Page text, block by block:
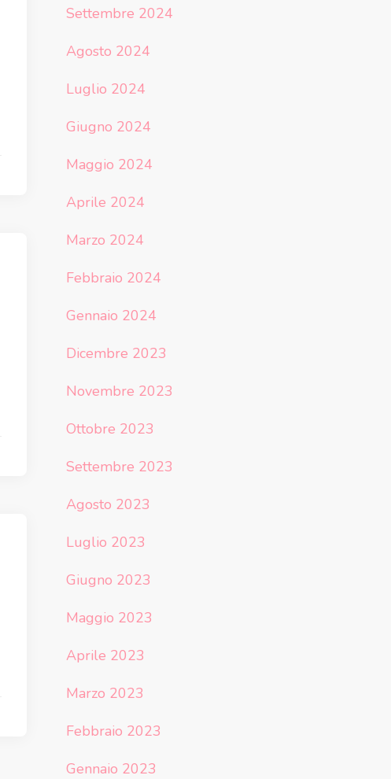
Settembre 2024
Agosto 2024
Luglio 2024
Giugno 2024
Maggio 2024
Aprile 2024
Marzo 2024
Febbraio 2024
Gennaio 2024
Dicembre 2023
Novembre 2023
Ottobre 2023
Settembre 2023
Agosto 2023
Luglio 2023
Giugno 2023
Maggio 2023
Aprile 2023
Marzo 2023
Febbraio 2023
Gennaio 2023